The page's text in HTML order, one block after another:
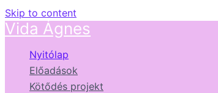
Skip to content
Vida Ágnes
Nyitólap
Előadások
Kötődés projekt